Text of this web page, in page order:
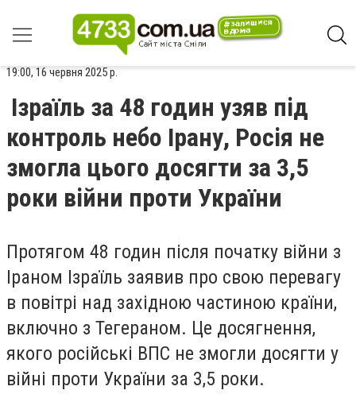
19:00, 16 червня 2025 р.
Ізраїль за 48 годин узяв під
контроль небо Ірану, Росія не
змогла цього досягти за 3,5
роки війни проти України
Протягом 48 годин після початку війни з
Іраном Ізраїль заявив про свою перевагу
в повітрі над західною частиною країни,
включно з Тегераном. Це досягнення,
якого російські ВПС не змогли досягти у
війні проти України за 3,5 роки.